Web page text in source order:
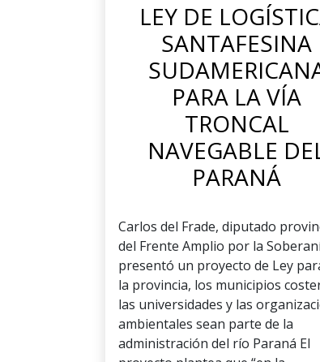
LEY DE
SANTAFESINA
PARA LA VÍA
TRONCAL
NAVEGABLE
PARANÁ
Carlos del Frade, diputado
del Frente Amplio por la
presentó un proyecto de Ley
la provincia, los municipios
las universidades y las
ambientales sean parte de la
administración del río Paraná El